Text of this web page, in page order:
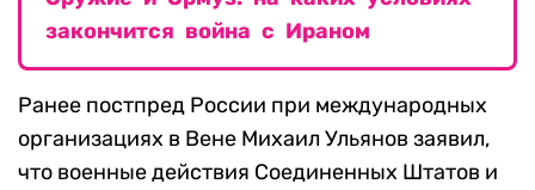
закончится война с Ираном
Ранее постпред России при международных
организациях в Вене Михаил Ульянов заявил,
что военные действия Соединенных Штатов и